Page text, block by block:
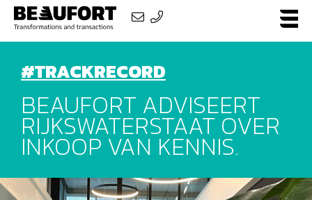
#TRACKRECORD
BEAUFORT ADVISEERT
RIJKSWATERSTAAT OVER
INKOOP VAN KENNIS.